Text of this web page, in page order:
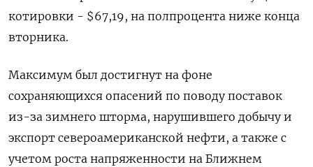
котировки - $67,19, на полпроцента ниже конца
вторника.
Максимум был достигнут на фоне
сохраняющихся опасений по поводу поставок
из-за зимнего шторма, нарушившего добычу и
экспорт североамериканской нефти, а также ‍с
учетом роста напряженности на Ближнем